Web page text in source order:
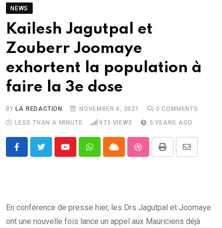
NEWS
Kailesh Jagutpal et
Zouberr Joomaye
exhortent la population à
faire la 3e dose
BYLA REDACTION NOVEMBER 4, 2021 0 COMMENTS
LESS THAN A MINUTE
973 VIEWS 5 YEARS AGO
YoutubeWhatsappCloud StumbleUpon
Print
Share
En conférence de presse hier, les Drs Jagutpal et Joomaye
ont une nouvelle fois lance un appel aux Mauriciens déjà